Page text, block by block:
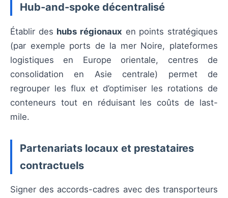
Hub-and-spoke décentralisé
Établir des hubs régionaux en points stratégiques
(par exemple ports de la mer Noire, plateformes
logistiques en Europe orientale, centres de
consolidation en Asie centrale) permet de
regrouper les flux et d’optimiser les rotations de
conteneurs tout en réduisant les coûts de last-
mile.
Partenariats locaux et prestataires
contractuels
Signer des accords-cadres avec des transporteurs